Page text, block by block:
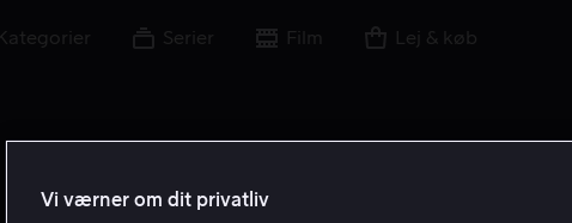
Kategorier Serier Film Lej & køb
Vi værner om dit privatliv